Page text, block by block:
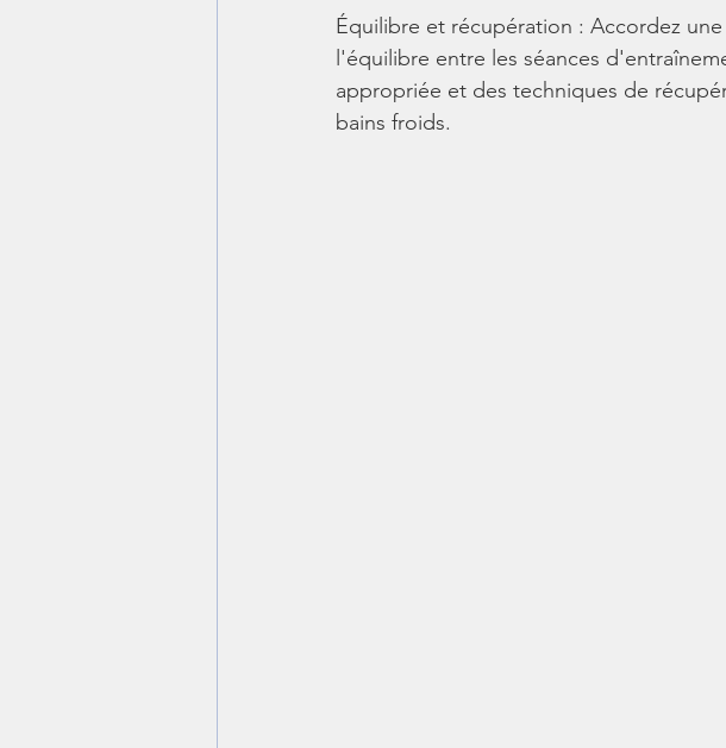
Équilibre et récupération : Accordez
l'équilibre entre les séances
appropriée et des techniques de
bains froids.